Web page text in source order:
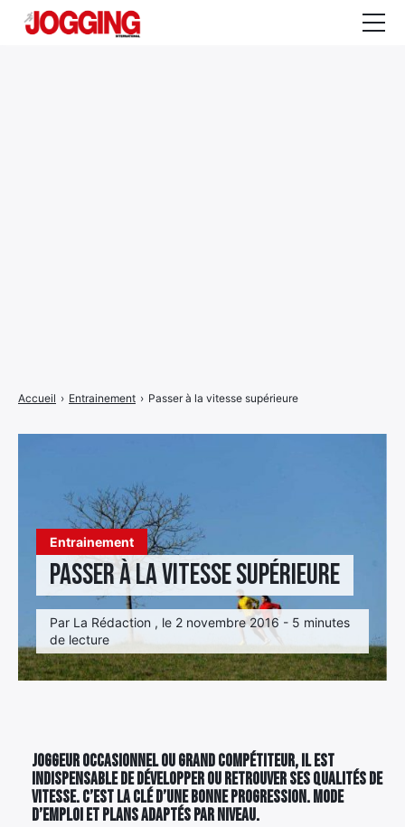
Entrainement
Passer à la vitesse supérieure
Par La Rédaction , le 2 novembre 2016 - 5 minutes
de lecture
Accueil › Entrainement › Passer à la vitesse supérieure
Joggeur occasionnel ou grand compétiteur, il est
indispensable de développer ou retrouver ses qualités de
vitesse. C’est la clé d’une bonne progression. Mode
d’emploi et plans adaptés par niveau.
Élément